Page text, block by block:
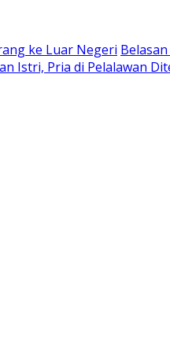
ke Luar Negeri
Istri, Pria di Pelalawan